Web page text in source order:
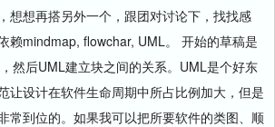
想想再搭另外一个，跟团对讨论下，找找感
赖mindmap, flowchar, UML。 开始的草稿是
然后UML建立块之间的关系。UML是个好东
让设计在软件生命周期中所占比例加大，但是
常到位的。如果我可以把所要软件的类图、顺